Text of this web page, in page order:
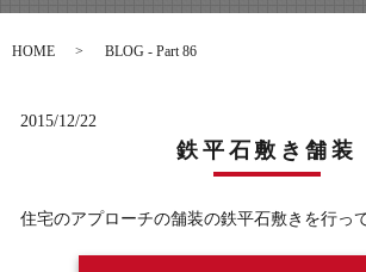
HOME BLOG - Part 86
2015/12/22
鉄平石敷き舗装
住宅のアプローチの舗装の鉄平石敷きを行っ